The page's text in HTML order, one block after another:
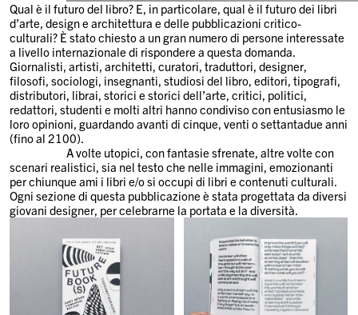
Qual è il futuro del libro? E, in particolare, qual è il futuro dei libri
d’arte, design e architettura e delle pubblicazioni critico-
culturali? È stato chiesto a un gran numero di persone interessate
a livello internazionale di rispondere a questa domanda.
Giornalisti, artisti, architetti, curatori, traduttori, designer,
filosofi, sociologi, insegnanti, studiosi del libro, editori, tipografi,
distributori, librai, storici e storici dell’arte, critici, politici,
redattori, studenti e molti altri hanno condiviso con entusiasmo le
loro opinioni, guardando avanti di cinque, venti o settantadue anni
(fino al 2100).
A volte utopici, con fantasie sfrenate, altre volte con
scenari realistici, sia nel testo che nelle immagini, emozionanti
per chiunque ami i libri e/o si occupi di libri e contenuti culturali.
Ogni sezione di questa pubblicazione è stata progettata da diversi
giovani designer, per celebrarne la portata e la diversità.